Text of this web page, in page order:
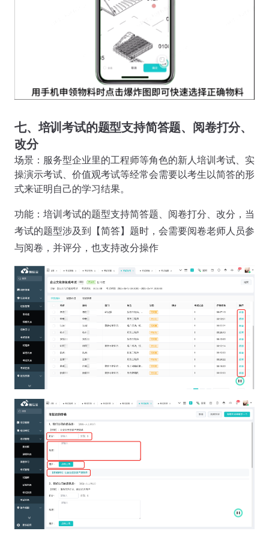
七、培训考试的题型支持简答题、阅卷打分、
改分
场景：服务型企业里的工程师等角色的新人培训考试、实
操演示考试、价值观考试等经常会需要以考生以简答的形
式来证明自己的学习结果。
功能：培训考试的题型支持简答题、阅卷打分、改分，当
考试的题型涉及到【简答】题时，会需要阅卷老师人员参
与阅卷，并评分，也支持改分操作